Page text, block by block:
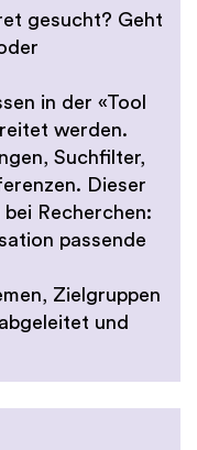
gesucht? Geht
in der «Tool
werden.
Suchfilter,
Dieser
Recherchen:
passende
Zielgruppen
und